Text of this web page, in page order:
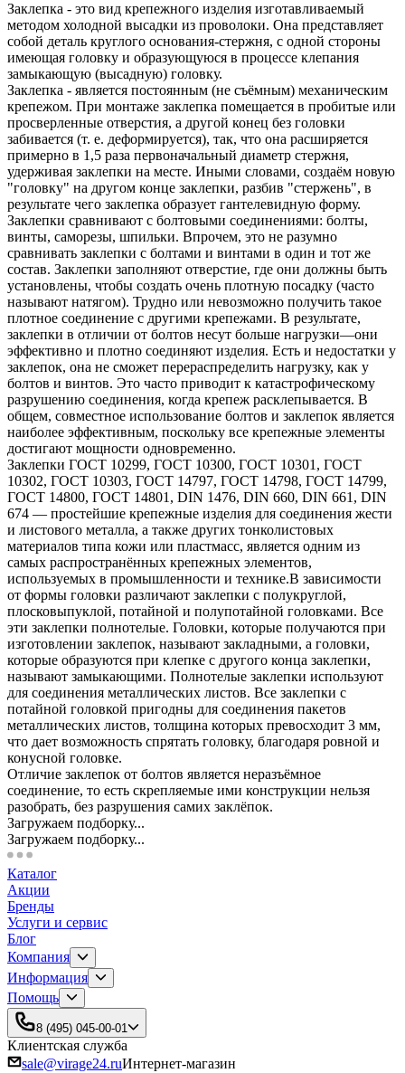
Заклепка - это вид крепежного изделия изготавливаемый
методом холодной высадки из проволоки. Она представляет
собой деталь круглого основания-стержня, с одной стороны
имеющая головку и образующуюся в процессе клепания
замыкающую (высадную) головку.
Заклепка - является постоянным (не съёмным) механическим
крепежом. При монтаже заклепка помещается в пробитые или
просверленные отверстия, а другой конец без головки
забивается (т. е. деформируется), так, что она расширяется
примерно в 1,5 раза первоначальный диаметр стержня,
удерживая заклепки на месте. Иными словами, создаём новую
"головку" на другом конце заклепки, разбив "стержень", в
результате чего заклепка образует гантелевидную форму.
Заклепки сравнивают с болтовыми соединениями: болты,
винты, саморезы, шпильки. Впрочем, это не разумно
сравнивать заклепки с болтами и винтами в один и тот же
состав. Заклепки заполняют отверстие, где они должны быть
установлены, чтобы создать очень плотную посадку (часто
называют натягом). Трудно или невозможно получить такое
плотное соединение с другими крепежами. В результате,
заклепки в отличии от болтов несут больше нагрузки—они
эффективно и плотно соединяют изделия. Есть и недостатки у
заклепок, она не сможет перераспределить нагрузку, как у
болтов и винтов. Это часто приводит к катастрофическому
разрушению соединения, когда крепеж расклепывается. В
общем, совместное использование болтов и заклепок является
наиболее эффективным, поскольку все крепежные элементы
достигают мощности одновременно.
Заклепки ГОСТ 10299, ГОСТ 10300, ГОСТ 10301, ГОСТ
10302, ГОСТ 10303, ГОСТ 14797, ГОСТ 14798, ГОСТ 14799,
ГОСТ 14800, ГОСТ 14801, DIN 1476, DIN 660, DIN 661, DIN
674 — простейшие крепежные изделия для соединения жести
и листового металла, а также других тонколистовых
материалов типа кожи или пластмасс, является одним из
самых распространённых крепежных элементов,
используемых в промышленности и технике.В зависимости
от формы головки различают заклепки с полукруглой,
плосковыпуклой, потайной и полупотайной головками. Все
эти заклепки полнотелые. Головки, которые получаются при
изготовлении заклепок, называют закладными, а головки,
которые образуются при клепке с другого конца заклепки,
называют замыкающими. Полнотелые заклепки используют
для соединения металлических листов. Все заклепки с
потайной головкой пригодны для соединения пакетов
металлических листов, толщина которых превосходит 3 мм,
что дает возможность спрятать головку, благодаря ровной и
конусной головке.
Отличие заклепок от болтов является неразъёмное
соединение, то есть скрепляемые ими конструкции нельзя
разобрать, без разрушения самих заклёпок.
Загружаем подборку...
Загружаем подборку...
Каталог
Акции
Бренды
Услуги и сервис
Блог
Компания
Информация
Помощь
8 (495) 045-00-01
Клиентская служба
sale@virage24.ruИнтернет-магазин